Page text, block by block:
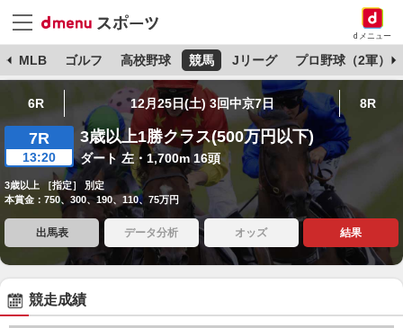
dメニュー
MLB ゴルフ 高校野球 競馬 Jリーグ プロ野球（2軍）
6R 12月25日(土) 3回中京7日 8R
7R
13:20
3歳以上1勝クラス(500万円以下)
ダート 左・1,700m 16頭
3歳以上 ［指定］ 別定
本賞金：750、300、190、110、75万円
出馬表 データ分析 オッズ 結果
競走成績